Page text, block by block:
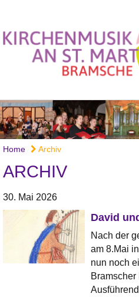
Home Archiv
ARCHIV
30. Mai 2026
David
Nach der
am 8.Mai
nun noch